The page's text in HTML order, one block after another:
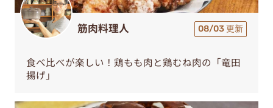
筋肉料理人 08/03 更新
食べ比べが楽しい！鶏もも肉と鶏むね肉の「竜田
揚げ」